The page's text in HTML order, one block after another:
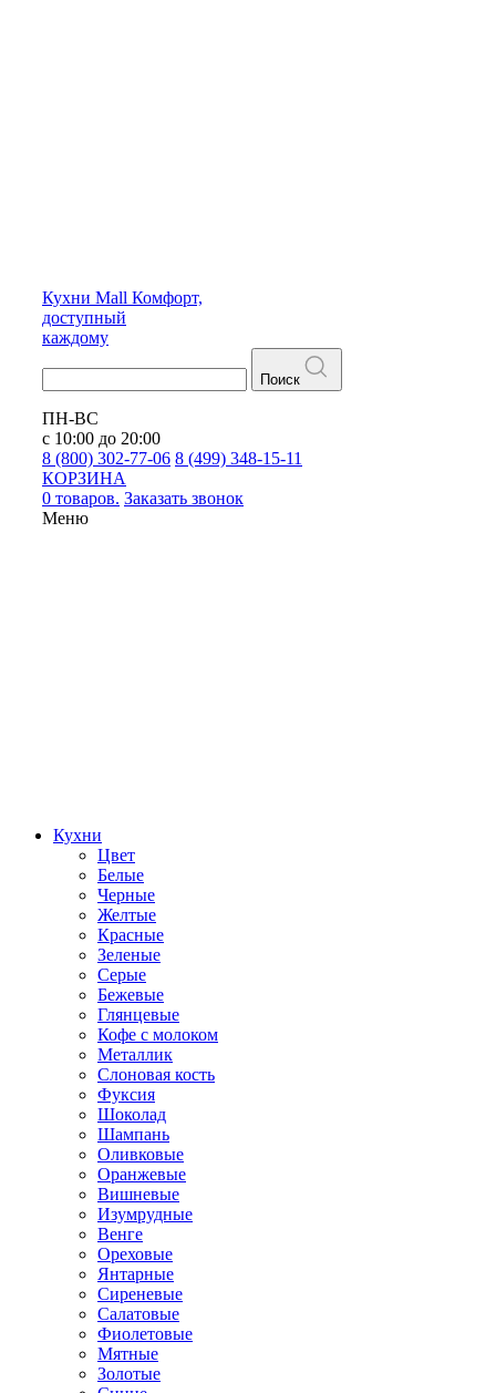
Кухни Mall Комфорт,
доступный
каждому
Поиск
ПН-ВС
с 10:00 до 20:00
8 (800) 302-77-06 8 (499) 348-15-11
КОРЗИНА
0 товаров. Заказать звонок
Меню
Кухни
Цвет
Белые
Черные
Желтые
Красные
Зеленые
Серые
Бежевые
Глянцевые
Кофе с молоком
Металлик
Слоновая кость
Фуксия
Шоколад
Шампань
Оливковые
Оранжевые
Вишневые
Изумрудные
Венге
Ореховые
Янтарные
Сиреневые
Салатовые
Фиолетовые
Мятные
Золотые